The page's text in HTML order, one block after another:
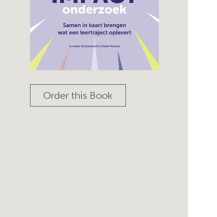
Order this Book